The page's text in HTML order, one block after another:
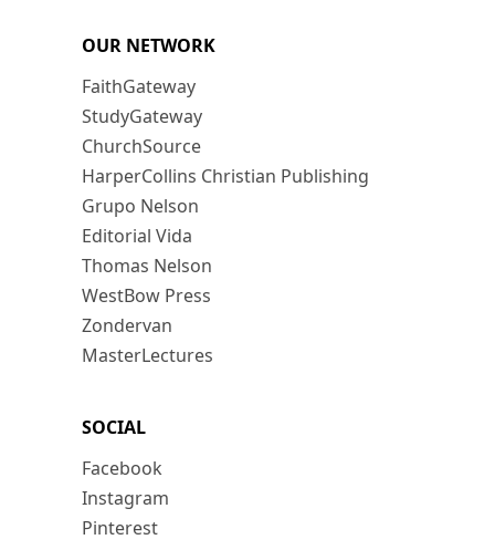
OUR NETWORK
FaithGateway
StudyGateway
ChurchSource
HarperCollins Christian Publishing
Grupo Nelson
Editorial Vida
Thomas Nelson
WestBow Press
Zondervan
MasterLectures
SOCIAL
Facebook
Instagram
Pinterest